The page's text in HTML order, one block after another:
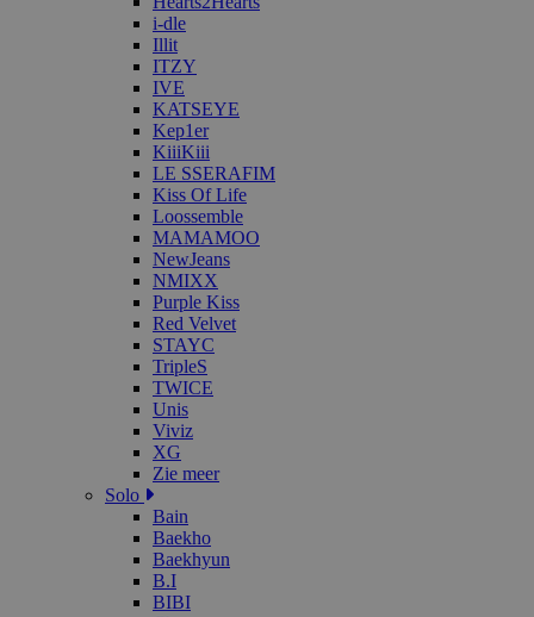
i-dle
Illit
ITZY
IVE
KATSEYE
Kep1er
KiiiKiii
LE SSERAFIM
Kiss Of Life
Loossemble
MAMAMOO
NewJeans
NMIXX
Purple Kiss
Red Velvet
STAYC
TripleS
TWICE
Unis
Viviz
XG
Zie meer
Solo
Bain
Baekho
Baekhyun
B.I
BIBI